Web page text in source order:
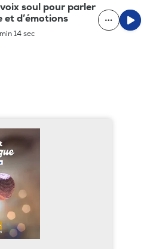
soul pour parler
et d’émotions
14 sec